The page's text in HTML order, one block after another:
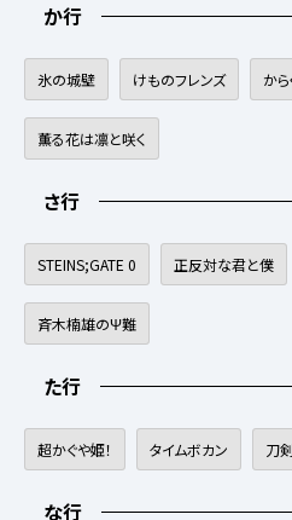
か行
氷の城壁 けものフレンズ か
薫る花は凛と咲く
さ行
STEINS;GATE 0 正反対な君と僕
斉木楠雄のΨ難
た行
超かぐや姫！ タイムボカン 刀
な行